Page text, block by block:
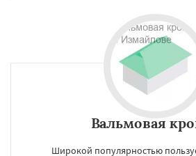
Вальмовая
Широкой популярностью